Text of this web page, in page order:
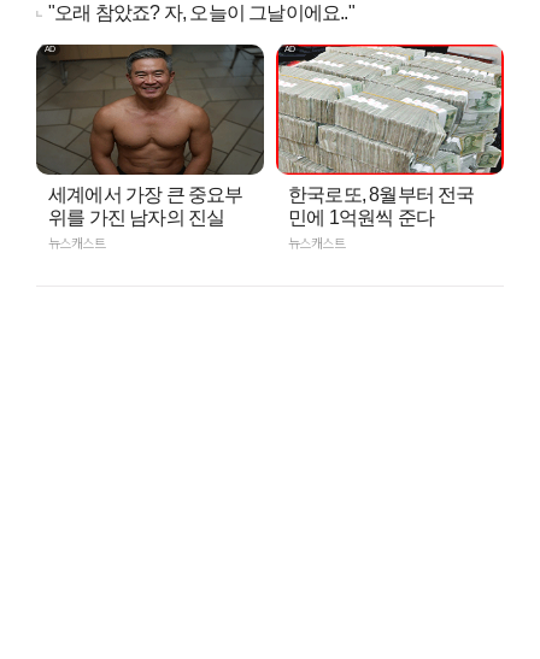
"오래 참았죠? 자, 오늘이 그날이에요.."
세계에서 가장 큰 중요부
위를 가진 남자의 진실
뉴스캐스트
한국로또, 8월부터 전국
민에 1억원씩 준다
뉴스캐스트